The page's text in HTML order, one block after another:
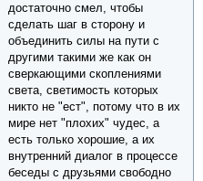
достаточно смел, чтобы
сделать шаг в сторону и
объединить силы на пути с
другими такими же как он
сверкающими скоплениями
света, светимость которых
никто не "ест", потому что в их
мире нет "плохих" чудес, а
есть только хорошие, а их
внутренний диалог в процессе
беседы с друзьями свободно